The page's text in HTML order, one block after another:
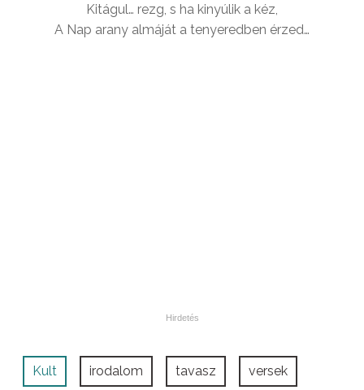
Kitágul… rezg, s ha kinyúlik a kéz,
A Nap arany almáját a tenyeredben érzed…
Kult irodalom tavasz versek